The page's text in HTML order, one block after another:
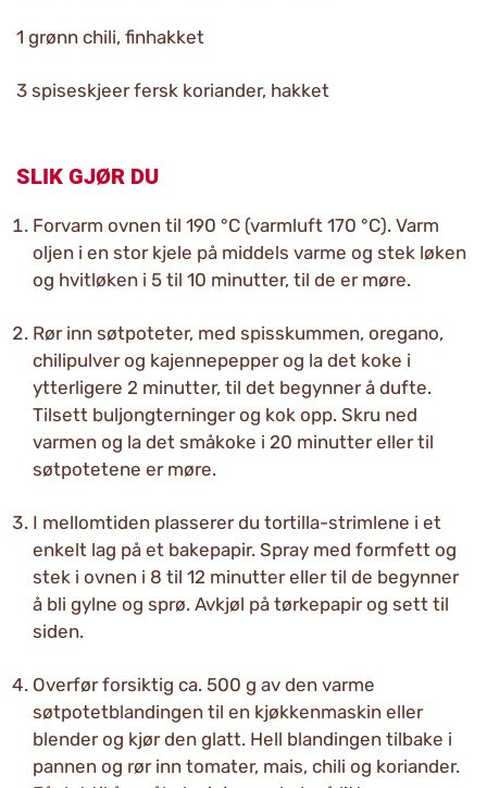
1 grønn chili, finhakket
3 spiseskjeer fersk koriander, hakket
SLIK GJØR DU
Forvarm ovnen til 190 °C (varmluft 170 °C). Varm
oljen i en stor kjele på middels varme og stek løken
og hvitløken i 5 til 10 minutter, til de er møre.
Rør inn søtpoteter, med spisskummen, oregano,
chilipulver og kajennepepper og la det koke i
ytterligere 2 minutter, til det begynner å dufte.
Tilsett buljongterninger og kok opp. Skru ned
varmen og la det småkoke i 20 minutter eller til
søtpotetene er møre.
I mellomtiden plasserer du tortilla-strimlene i et
enkelt lag på et bakepapir. Spray med formfett og
stek i ovnen i 8 til 12 minutter eller til de begynner
å bli gylne og sprø. Avkjøl på tørkepapir og sett til
siden.
Overfør forsiktig ca. 500 g av den varme
søtpotetblandingen til en kjøkkenmaskin eller
blender og kjør den glatt. Hell blandingen tilbake i
pannen og rør inn tomater, mais, chili og koriander.